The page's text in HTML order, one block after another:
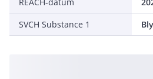
SVCH Substance 1
Bly